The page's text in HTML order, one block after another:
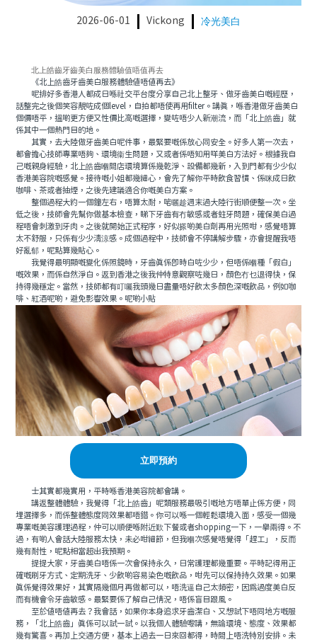
2026-06-01 Vickong 冷光美白
北上皓齒牙齒美白服務體驗值唔值再去
《北上皓齒牙齒美白服務體驗值唔值再去》
呢排好多香港人都成日喺社交平台度分享自己北上整牙、做牙齒美白嘅經歷，
話整完之後個笑容靚咗成個level，自拍都唔使再用filter。講真，喺香港做牙齒美白
個價唔平，搵啲更方便又性價比高嘅選擇，變咗唔少人新潮流，而「北上皓齒」就
係其中一個熱門目的地。
其實，去大陸做牙齒美白呢件事，最緊要嘅係放心同安全。好多人第一次去，
都會擔心技師專業唔夠、環境衞生問題，又或者係唔知用咩美白方法好。根據我自
己嘅親身經驗，北上皓齒嗰間店環境算係幾乾淨、設備都幾新，入到門都有少少似
香港美容院嘅感覺。接待嘅小姐都幾細心，會先了解你平時飲食習慣、係咪成日飲
咖啡、茶或者抽煙，之後先建議適合你嘅美白方案。
整個過程大約一個鐘左右，唔算太耐，啱曬趁週末過大陸行街順便整一次。坐
低之後，技師會先幫你做基本檢查，睇下牙齒有冇敏感或者蛀牙問題，確保美白過
程唔會刺激到牙肉。之後就開始正式程序，好似搽啲美白劑再用光照咁，感覺唔算
太不舒服，只係有少少清涼感。成個過程中，技師會不停講解步驟，亦會提醒我唔
好亂郁，呢點算幾貼心。
我覺得最明顯嘅變化係照鏡時，牙齒真係即時白咗少少，但唔係嗰種「假白」
嘅效果，而係自然淨白。返到香港之後我仲特意觀察咗幾日，顏色冇乜退得快，保
持得幾穩定。當然，技師都有叮囑我頭幾日盡量唔好飲太多顏色深嘅飲品，例如咖
啡、紅酒呢啲，避免影響效果。呢啲小貼
立即預約
士其實都幾實用，平時喺香港美容院都會講。
講返整體體驗，我覺得「北上皓齒」呢類服務最吸引嘅地方唔單止係方便，同
埋選擇多，而係整體態度同效果都唔錯。你可以喺一個輕鬆環境入面，感受一個幾
專業嘅美容護理過程，仲可以順便喺附近歎下餐或者shopping一下，一舉兩得。不
過，有啲人會話大陸服務太快，未必咁細節，但我嗰次感覺唔覺得「趕工」，反而
幾有耐性，呢點相當超出我預期。
提提大家，牙齒美白唔係一次會保持永久，日常護理都幾重要。平時記得用正
確嘅刷牙方式、定期洗牙、少飲啲容易染色嘅飲品，咁先可以保持持久效果。如果
真係覺得效果好，其實隔幾個月再做都可以，唔洗逼自己太頻密，因為過度美白反
而有機會令牙齒敏感。最緊要係了解自己情況，唔係盲目跟風。
至於值唔值再去？我會話，如果你本身追求牙齒潔白、又想試下唔同地方嘅服
務，「北上皓齒」真係可以試一試。以我個人體驗嚟講，無論環境、態度、效果都
幾有驚喜。再加上交通方便，基本上過去一日來回都得，時間上唔洗特別安排。未